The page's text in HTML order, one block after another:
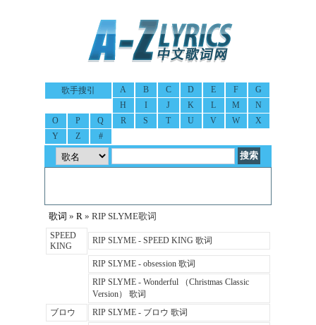
歌手搜引 A B C D E F
G
H
I J K L M
N
O
P Q R S T U V W
X
Y
Z #
歌词 » R » RIP SLYME歌词
SPEED
KING
RIP SLYME - SPEED KING 歌词
RIP SLYME - obsession 歌词
RIP SLYME - Wonderful （Christmas Classic
Version） 歌词
ブロウ
RIP SLYME - ブロウ 歌词